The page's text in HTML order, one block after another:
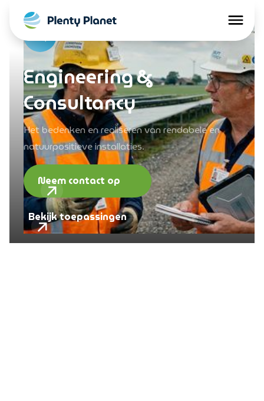
Engineering &
Consultancy
Het bedenken en realiseren van rendabele en
natuurpositieve installaties.
Neem contact op
Bekijk toepassingen